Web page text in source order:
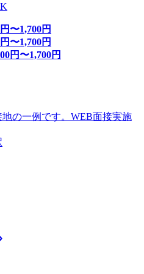
円〜1,700円
円〜1,700円
円〜1,700円
の一例です。WEB面接実施